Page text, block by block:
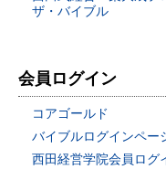
ザ・バイブル
会員ログイン
コアゴールド
バイブルログインペー
西田経営学院会員ログ